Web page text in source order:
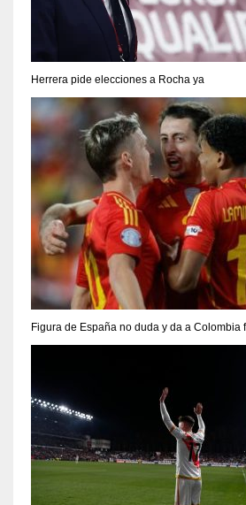
Herrera pide elecciones a Rocha ya
Figura de España no duda y da a Colombia